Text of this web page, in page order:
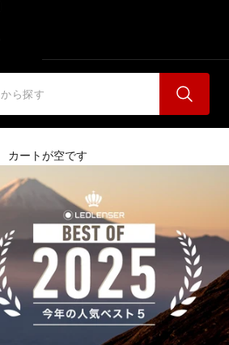
カートが空です